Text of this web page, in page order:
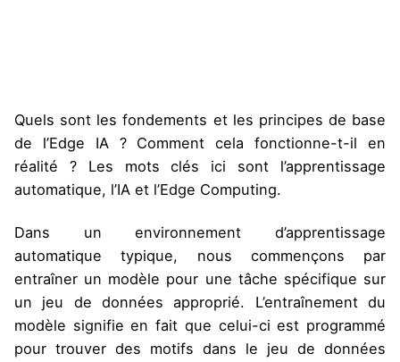
Quels sont les fondements et les principes de base
de l’Edge IA ? Comment cela fonctionne-t-il en
réalité ? Les mots clés ici sont l’apprentissage
automatique, l’IA et l’Edge Computing.
Dans un environnement d’apprentissage
automatique typique, nous commençons par
entraîner un modèle pour une tâche spécifique sur
un jeu de données approprié. L’entraînement du
modèle signifie en fait que celui-ci est programmé
pour trouver des motifs dans le jeu de données